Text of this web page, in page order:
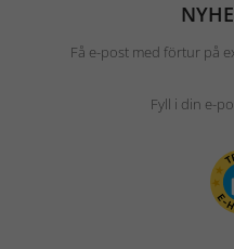
Få e-post med förtur på
Fyll i din e-